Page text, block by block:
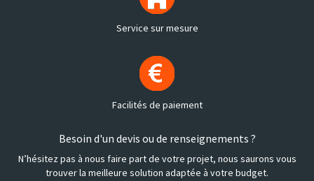
Service sur mesure
Facilités de paiement
Besoin d'un devis ou de renseignements ?
N’hésitez pas à nous faire part de votre projet, nous saurons vous
trouver la meilleure solution adaptée à votre budget.